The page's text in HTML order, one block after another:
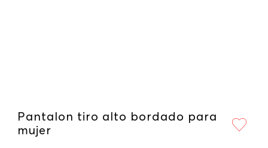
Pantalon tiro alto bordado para
mujer